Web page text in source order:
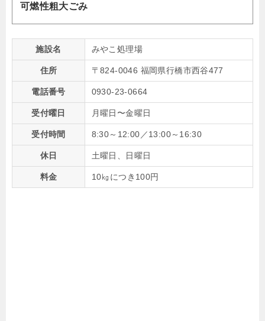
可燃性粗大ごみ
施設名 みやこ処理場
住所 〒824-0046 福岡県行橋市西谷477
電話番号 0930-23-0664
受付曜日 月曜日〜金曜日
受付時間 8:30～12:00／13:00～16:30
休日 土曜日、日曜日
料金 10㎏につき100円